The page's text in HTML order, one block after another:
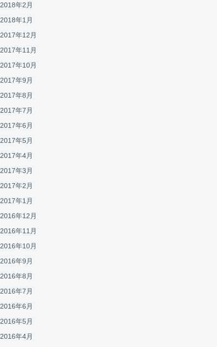
2018年2月
2018年1月
2017年12月
2017年11月
2017年10月
2017年9月
2017年8月
2017年7月
2017年6月
2017年5月
2017年4月
2017年3月
2017年2月
2017年1月
2016年12月
2016年11月
2016年10月
2016年9月
2016年8月
2016年7月
2016年6月
2016年5月
2016年4月